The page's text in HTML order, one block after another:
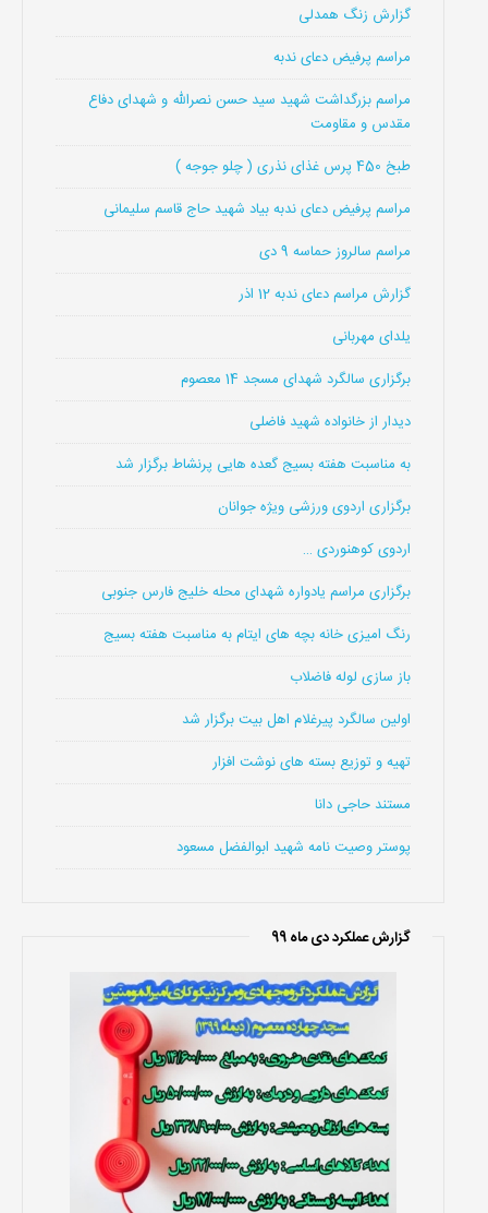
گزارش زنگ همدلی
مراسم پرفیض دعای ندبه
مراسم بزرگداشت شهید سید حسن نصرالله و شهدای دفاع
مقدس و مقاومت
طبخ 450 پرس غذای نذری ( چلو جوجه )
مراسم پرفیض دعای ندبه بیاد شهید حاج قاسم سلیمانی
مراسم سالروز حماسه 9 دی
گزارش مراسم دعای ندبه 12 اذر
یلدای مهربانی
برگزاری سالگرد شهدای مسجد 14 معصوم
دیدار از خانواده شهید فاضلی
به مناسبت هفته بسیج گعده هایی پرنشاط برگزار شد
برگزاری اردوی ورزشی ویژه جوانان
اردوی کوهنوردی …
برگزاری مراسم یادواره شهدای محله خلیج فارس جنوبی
رنگ امیزی خانه بچه های ایتام به مناسبت هفته بسیج
باز سازی لوله فاضلاب
اولین سالگرد پیرغلام اهل بیت برگزار شد
تهیه و توزیع بسته های نوشت افزار
مستند حاجی دانا
پوستر وصیت نامه شهید ابوالفضل مسعود
گزارش عملکرد دی ماه 99